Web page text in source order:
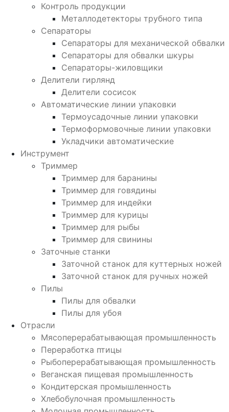
Контроль продукции
Металлодетекторы трубного типа
Сепараторы
Сепараторы для механической обвалки
Сепараторы для обвалки шкуры
Сепараторы-жиловщики
Делители гирлянд
Делители сосисок
Автоматические линии упаковки
Термоусадочные линии упаковки
Термоформовочные линии упаковки
Укладчики автоматические
Инструмент
Триммер
Триммер для баранины
Триммер для говядины
Триммер для индейки
Триммер для курицы
Триммер для рыбы
Триммер для свинины
Заточные станки
Заточной станок для куттерных ножей
Заточной станок для ручных ножей
Пилы
Пилы для обвалки
Пилы для убоя
Отрасли
Мясоперерабатывающая промышленность
Переработка птицы
Рыбоперерабатывающая промышленность
Веганская пищевая промышленность
Кондитерская промышленность
Хлебобулочная промышленность